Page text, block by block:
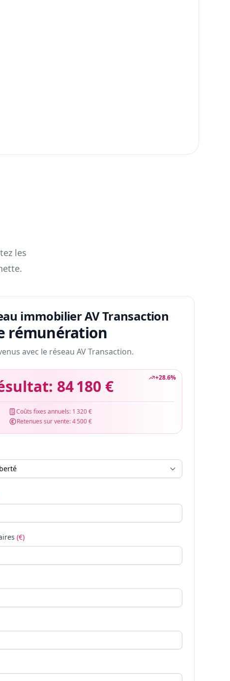
les
immobilier AV Transaction
rémunération
avec le réseau AV Transaction.
+28.6%
84 180 €
Coûts fixes annuels: 1 320 €
Retenues sur vente:4 500 €
(€)